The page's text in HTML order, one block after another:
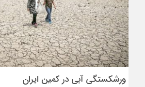
ورشکستگی آبی در کمین ایران